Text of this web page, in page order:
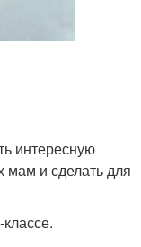
интересную
и сделать для